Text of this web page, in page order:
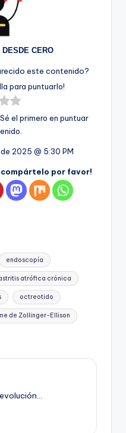
CERO
este contenido?
para puntuarlo!
el primero en puntuar
de 2025 @ 5:30 PM
por favor!
endoscopía
atrófica crónica
octreotido
de Zollinger-Ellison